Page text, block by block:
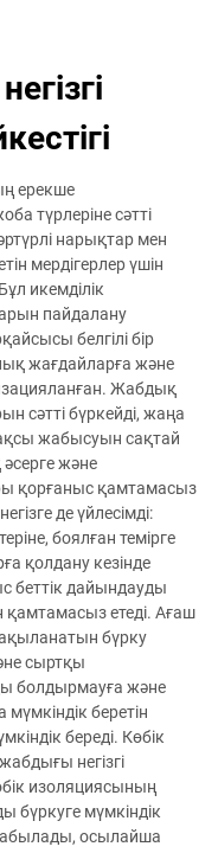
ерекше
түрлеріне сәтті
нарықтар мен
мердігерлер үшін
икемділік
пайдалану
белгілі бір
жағдайларға және
Жабдық
сәтті бүркейді, жаңа
жабысуын сақтай
және
қорғаныс қамтамасыз
де үйлесімді:
боялған темірге
қолдану кезінде
беттік дайындауды
қамтамасыз етеді. Ағаш
бүрку
сыртқы
болдырмауға және
беретін
береді. Көбік
негізгі
изоляциясының
бүркуге мүмкіндік
осылайша